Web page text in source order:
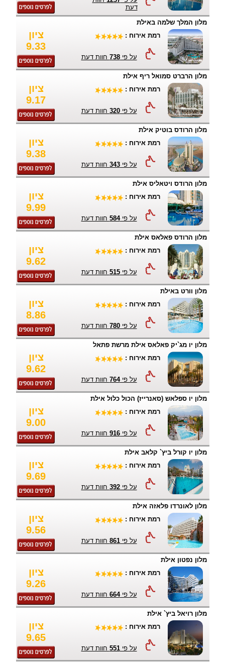
דעת
מלון המלך שלמה באילת
ציון
9.33
רמת אירוח :
על פי738 חוות דעת
מלון הרברט סמואל ריף אילת
ציון
9.17
רמת אירוח :
על פי320 חוות דעת
מלון הרודס בוטיק אילת
ציון
9.38
רמת אירוח :
על פי343 חוות דעת
מלון הרודס ויטאליס אילת
ציון
9.99
רמת אירוח :
על פי584 חוות דעת
מלון הרודס פאלאס אילת
ציון
9.62
רמת אירוח :
על פי515 חוות דעת
מלון וורט באילת
ציון
8.86
רמת אירוח :
על פי780 חוות דעת
מלון יו מג`יק פאלאס אילת מרשת פתאל
ציון
9.62
רמת אירוח :
על פי764 חוות דעת
מלון יו ספלאש (סאנרייז) הכול כלול אילת
ציון
9.00
רמת אירוח :
על פי916 חוות דעת
מלון יו קורל ביץ` קלאב אילת
ציון
9.69
רמת אירוח :
על פי392 חוות דעת
מלון לאונרדו פלאזה אילת
ציון
9.56
רמת אירוח :
על פי861 חוות דעת
מלון נפטון אילת
ציון
9.26
רמת אירוח :
על פי664 חוות דעת
מלון רויאל ביץ` אילת
ציון
9.65
רמת אירוח :
על פי551 חוות דעת